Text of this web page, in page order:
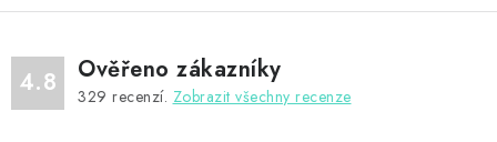
4.8 Ověřeno zákazníky
329 recenzí. Zobrazit všechny recenze